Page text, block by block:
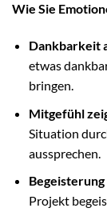
Wie Sie
Dankbarkeit
etwas
bringen.
Mitgefühl
Situation
aussprechen.
Begeisterung
Projekt